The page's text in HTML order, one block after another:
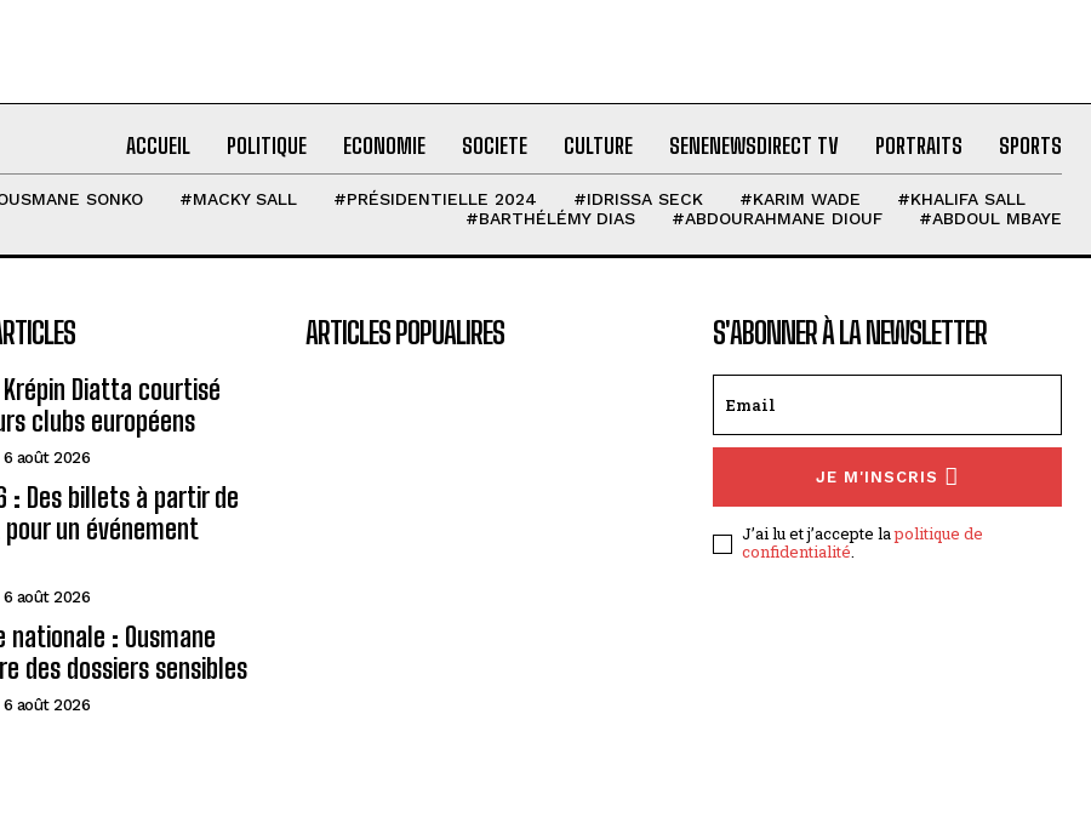
ACCUEIL POLITIQUE ECONOMIE SOCIETE CULTURE SENENEWSDIRECT TV PORTRAITS SPORTS
SONKO #MACKY SALL #PRÉSIDENTIELLE 2024 #IDRISSA SECK #KARIM WADE
#KHALIFA SALL
#BARTHÉLÉMY DIAS
#ABDOURAHMANE DIOUF #ABDOUL MBAYE
Diatta courtisé
clubs européens
6 août 2026
: Des billets à partir de
pour un événement
6 août 2026
nationale : Ousmane
des dossiers sensibles
6 août 2026
ARTICLES POPUALIRES S'ABONNER À LA NEWSLETTER
JE M'INSCRIS
J’ai lu et j’accepte lapolitique de
confidentialité.